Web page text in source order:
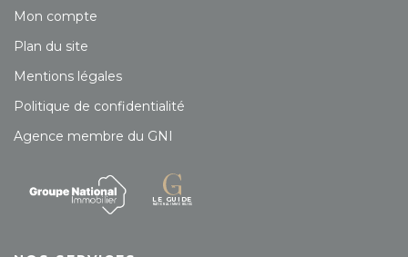
Mon compte
Plan du site
Mentions légales
Politique de confidentialité
Agence membre du GNI